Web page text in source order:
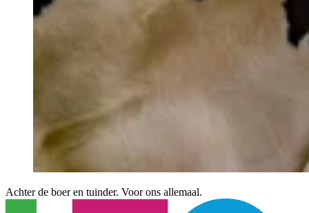
Achter de boer en tuinder. Voor ons allemaal.